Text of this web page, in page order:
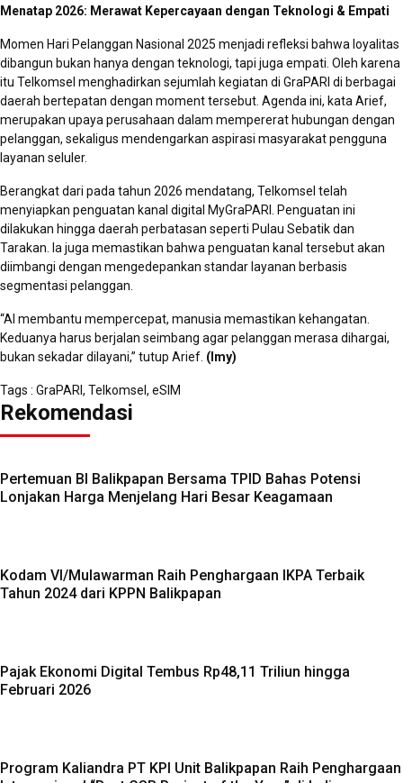
Menatap 2026: Merawat Kepercayaan dengan Teknologi & Empati
Momen Hari Pelanggan Nasional 2025 menjadi refleksi bahwa loyalitas
dibangun bukan hanya dengan teknologi, tapi juga empati. Oleh karena
itu Telkomsel menghadirkan sejumlah kegiatan di GraPARI di berbagai
daerah bertepatan dengan moment tersebut. Agenda ini, kata Arief,
merupakan upaya perusahaan dalam mempererat hubungan dengan
pelanggan, sekaligus mendengarkan aspirasi masyarakat pengguna
layanan seluler.
Berangkat dari pada tahun 2026 mendatang, Telkomsel telah
menyiapkan penguatan kanal digital MyGraPARI. Penguatan ini
dilakukan hingga daerah perbatasan seperti Pulau Sebatik dan
Tarakan. Ia juga memastikan bahwa penguatan kanal tersebut akan
diimbangi dengan mengedepankan standar layanan berbasis
segmentasi pelanggan.
“AI membantu mempercepat, manusia memastikan kehangatan.
Keduanya harus berjalan seimbang agar pelanggan merasa dihargai,
bukan sekadar dilayani,” tutup Arief. (Imy)
Tags : GraPARI , Telkomsel , eSIM
Rekomendasi
Pertemuan BI Balikpapan Bersama TPID Bahas Potensi
Lonjakan Harga Menjelang Hari Besar Keagamaan
Kodam VI/Mulawarman Raih Penghargaan IKPA Terbaik
Tahun 2024 dari KPPN Balikpapan
Pajak Ekonomi Digital Tembus Rp48,11 Triliun hingga
Februari 2026
Program Kaliandra PT KPI Unit Balikpapan Raih Penghargaan